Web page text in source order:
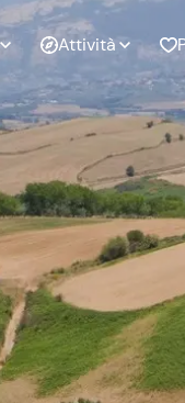
Esperienze di
coppia
Addio al
celibato
Attività